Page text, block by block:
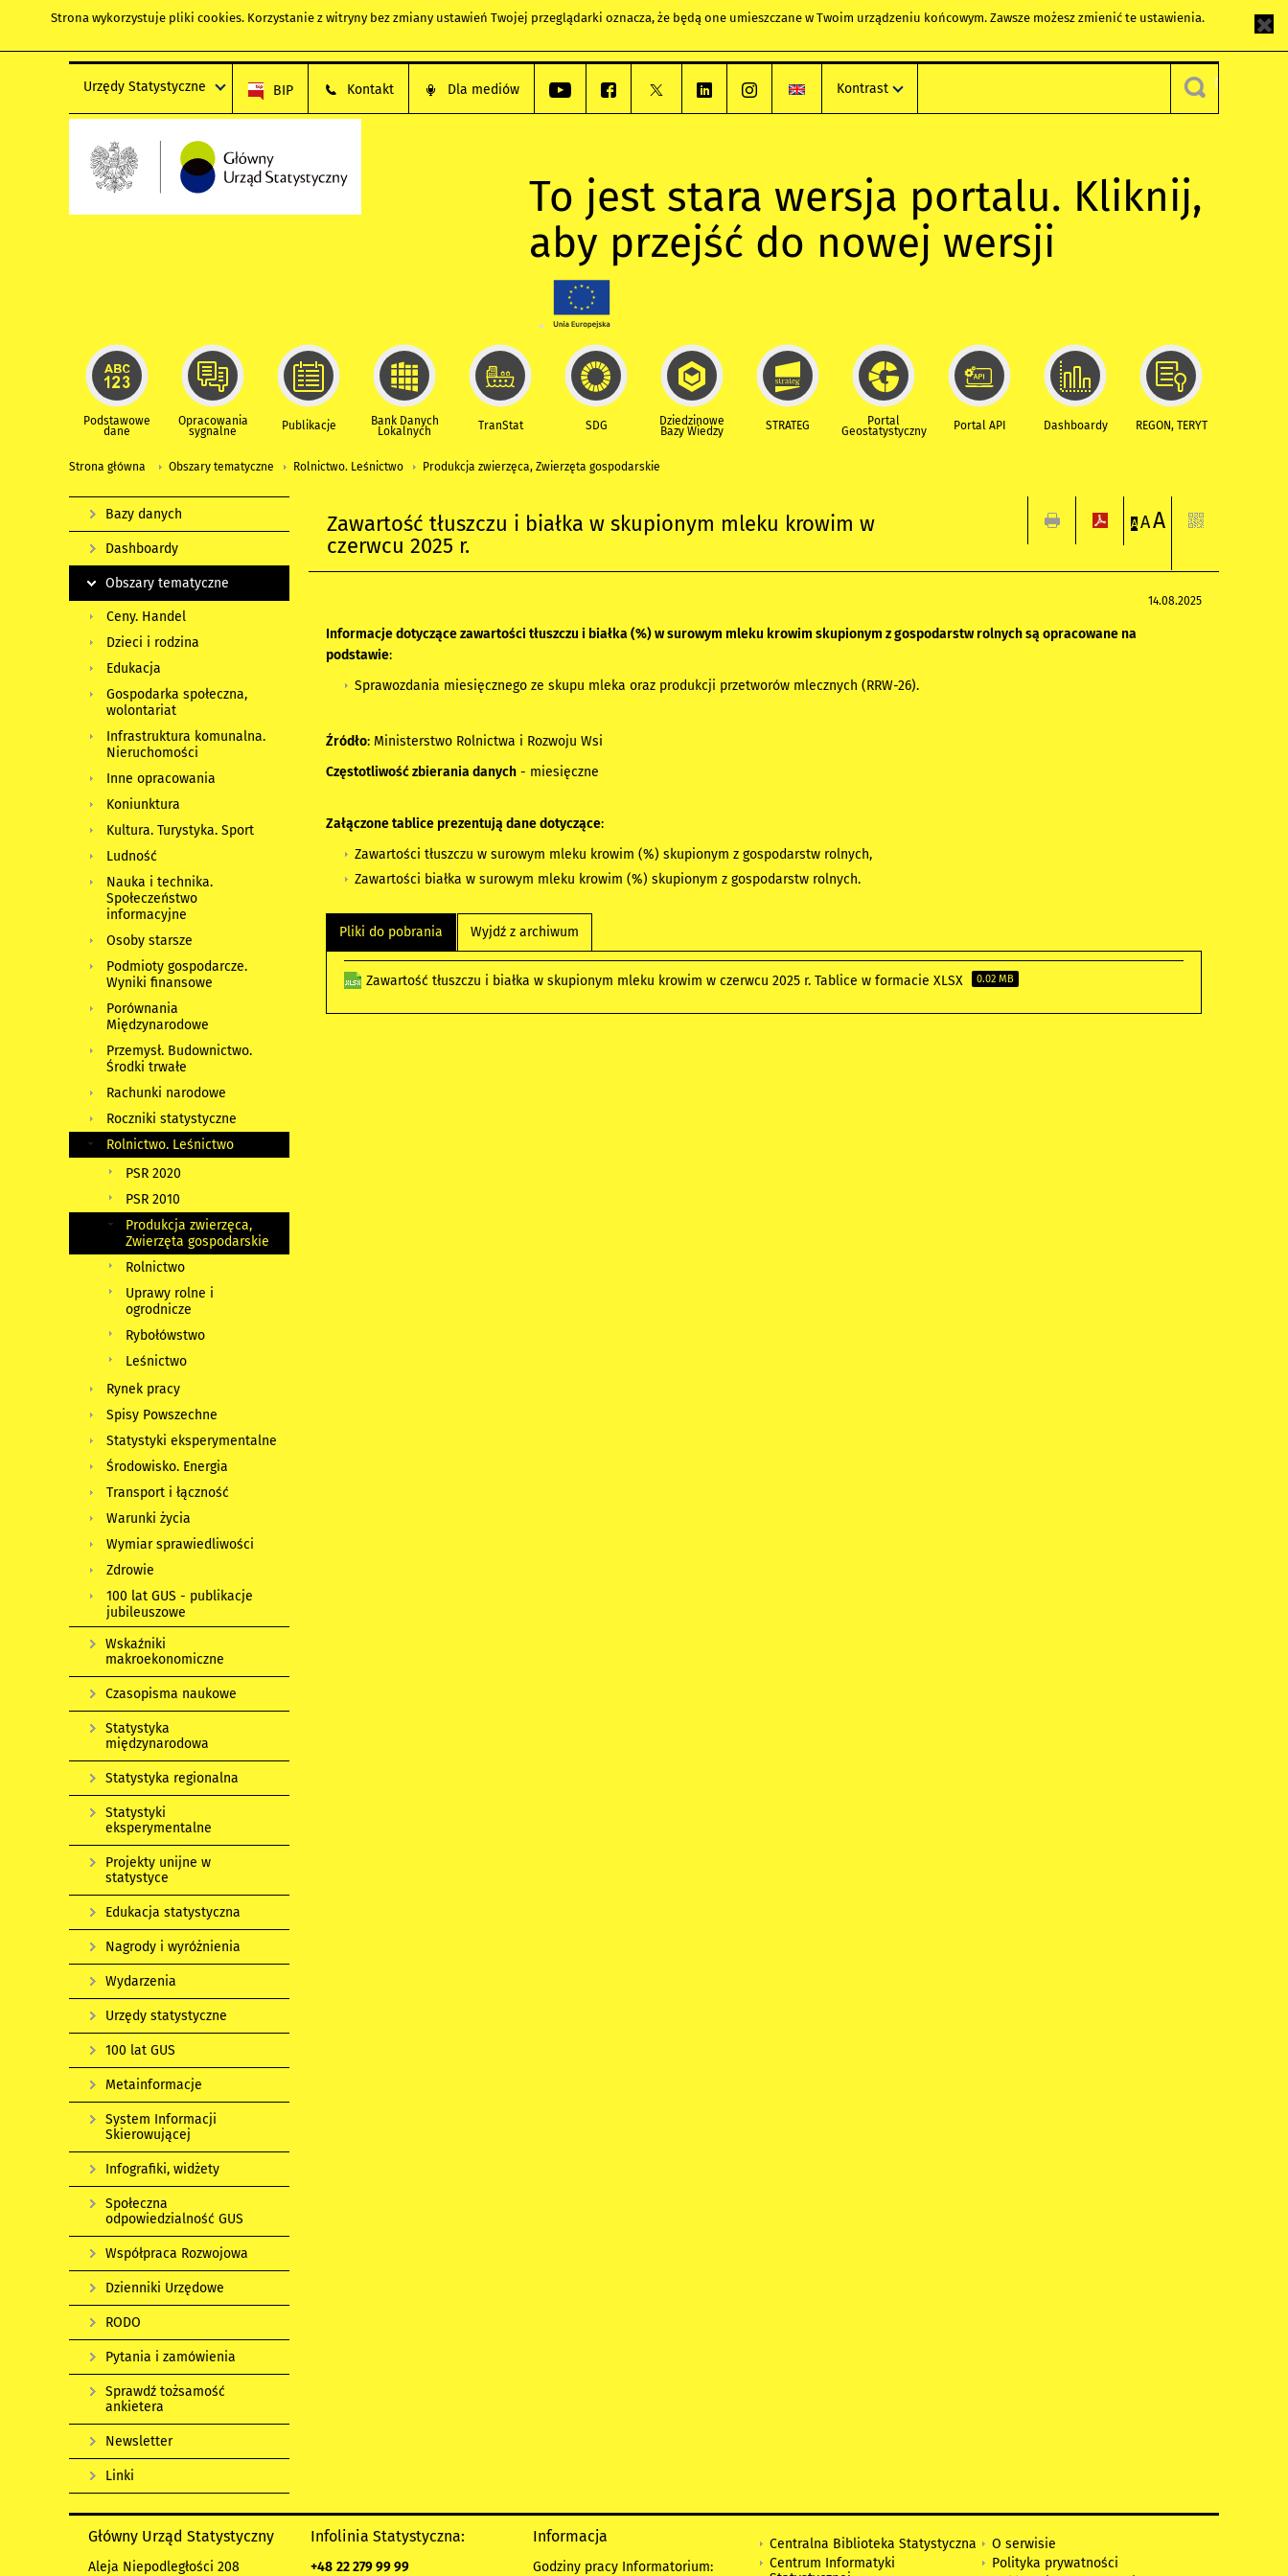
Strona wykorzystuje pliki cookies. Korzystanie z witryny bez zmiany ustawień Twojej przeglądarki oznacza, że będą one umieszczane w Twoim urządzeniu końcowym. Zawsze możesz zmienić te ustawienia.
Urzędy Statystyczne BIP Kontakt Dla mediów Kontrast
To jest stara wersja portalu. Kliknij,
aby przejść do nowej wersji
Podstawowe
dane
Opracowania
sygnalne Publikacje Bank Danych
Lokalnych TranStat SDG Dziedzinowe
Bazy Wiedzy STRATEG Portal
Geostatystyczny Portal API Dashboardy REGON, TERYT
Strona główna Obszary tematyczne Rolnictwo. Leśnictwo Produkcja zwierzęca, Zwierzęta gospodarskie
Zawartość tłuszczu i białka w skupionym mleku krowim w
czerwcu 2025 r.
A AA
14.08.2025
Informacje dotyczące zawartości tłuszczu i białka (%) w surowym mleku krowim skupionym z gospodarstw rolnych są opracowane na
podstawie:
Sprawozdania miesięcznego ze skupu mleka oraz produkcji przetworów mlecznych (RRW-26).
Źródło: Ministerstwo Rolnictwa i Rozwoju Wsi
Częstotliwość zbierania danych - miesięczne
Załączone tablice prezentują dane dotyczące:
Zawartości tłuszczu w surowym mleku krowim (%) skupionym z gospodarstw rolnych,
Zawartości białka w surowym mleku krowim (%) skupionym z gospodarstw rolnych.
Pliki do pobrania Wyjdź z archiwum
Zawartość tłuszczu i białka w skupionym mleku krowim w czerwcu 2025 r. Tablice w formacie XLSX 0.02 MB
Bazy danych
Dashboardy
Obszary tematyczne
Ceny. Handel
Dzieci i rodzina
Edukacja
Gospodarka społeczna,
wolontariat
Infrastruktura komunalna.
Nieruchomości
Inne opracowania
Koniunktura
Kultura. Turystyka. Sport
Ludność
Nauka i technika.
Społeczeństwo
informacyjne
Osoby starsze
Podmioty gospodarcze.
Wyniki finansowe
Porównania
Międzynarodowe
Przemysł. Budownictwo.
Środki trwałe
Rachunki narodowe
Roczniki statystyczne
Rolnictwo. Leśnictwo
PSR 2020
PSR 2010
Produkcja zwierzęca,
Zwierzęta gospodarskie
Rolnictwo
Uprawy rolne i
ogrodnicze
Rybołówstwo
Leśnictwo
Rynek pracy
Spisy Powszechne
Statystyki eksperymentalne
Środowisko. Energia
Transport i łączność
Warunki życia
Wymiar sprawiedliwości
Zdrowie
100 lat GUS - publikacje
jubileuszowe
Wskaźniki
makroekonomiczne
Czasopisma naukowe
Statystyka
międzynarodowa
Statystyka regionalna
Statystyki
eksperymentalne
Projekty unijne w
statystyce
Edukacja statystyczna
Nagrody i wyróżnienia
Wydarzenia
Urzędy statystyczne
100 lat GUS
Metainformacje
System Informacji
Skierowującej
Infografiki, widżety
Społeczna
odpowiedzialność GUS
Współpraca Rozwojowa
Dzienniki Urzędowe
RODO
Pytania i zamówienia
Sprawdź tożsamość
ankietera
Newsletter
Linki
Główny Urząd Statystyczny
Aleja Niepodległości 208
Infolinia Statystyczna:
+48 22 279 99 99
Informacja
Godziny pracy Informatorium:
Centralna Biblioteka Statystyczna
Centrum Informatyki
O serwisie
Polityka prywatności